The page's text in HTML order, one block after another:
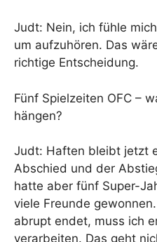
Judt: Nein, ich fühle
um aufzuhören. Das
richtige Entscheidung.
Fünf Spielzeiten OFC –
hängen?
Judt: Haften bleibt jetzt
Abschied und der
hatte aber fünf Super-
viele Freunde
abrupt endet, muss ich
verarbeiten. Das geht